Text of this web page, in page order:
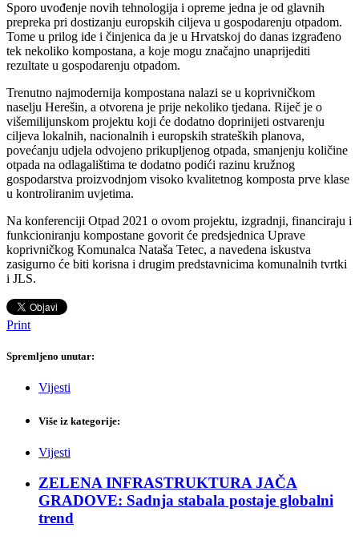
Sporo uvođenje novih tehnologija i opreme jedna je od glavnih
prepreka pri dostizanju europskih ciljeva u gospodarenju otpadom.
Tome u prilog ide i činjenica da je u Hrvatskoj do danas izgrađeno
tek nekoliko kompostana, a koje mogu značajno unaprijediti
rezultate u gospodarenju otpadom.
Trenutno najmodernija kompostana nalazi se u koprivničkom
naselju Herešin, a otvorena je prije nekoliko tjedana. Riječ je o
višemilijunskom projektu koji će dodatno doprinijeti ostvarenju
ciljeva lokalnih, nacionalnih i europskih strateških planova,
povećanju udjela odvojeno prikupljenog otpada, smanjenju količine
otpada na odlagalištima te dodatno podići razinu kružnog
gospodarstva proizvodnjom visoko kvalitetnog komposta prve klase
u kontroliranim uvjetima.
Na konferenciji Otpad 2021 o ovom projektu, izgradnji, financiraju i
funkcioniranju kompostane govorit će predsjednica Uprave
koprivničkog Komunalca Nataša Tetec, a navedena iskustva
zasigurno će biti korisna i drugim predstavnicima komunalnih tvrtki
i JLS.
Print
Spremljeno unutar:
Vijesti
Više iz kategorije:
Vijesti
ZELENA INFRASTRUKTURA JAČA
GRADOVE: Sadnja stabala postaje globalni
trend